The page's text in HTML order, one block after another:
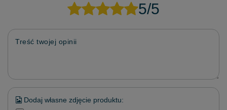
5/5
Treść twojej opinii
Dodaj własne zdjęcie produktu: